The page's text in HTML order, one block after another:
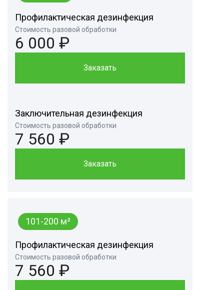
Профилактическая дезинфекция
Стоимость разовой обработки
6 000 ₽
Заказать
Заключительная дезинфекция
Стоимость разовой обработки
7 560 ₽
Заказать
101-200 м²
Профилактическая дезинфекция
Стоимость разовой обработки
7 560 ₽